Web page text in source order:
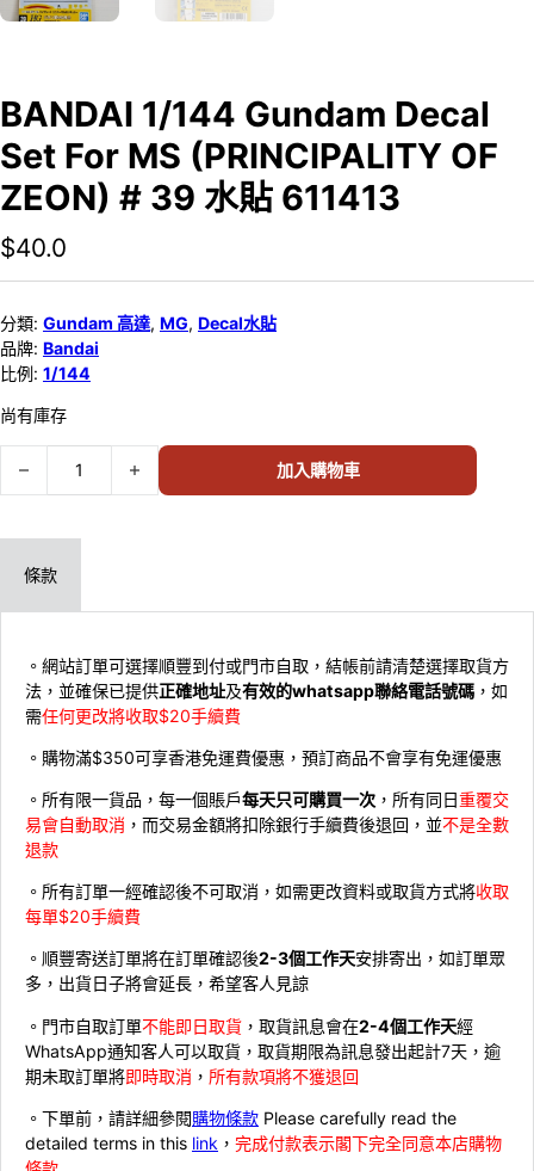
BANDAI 1/144 Gundam Decal
Set For MS (PRINCIPALITY OF
ZEON) # 39 水貼 611413
$40.0
分類: Gundam 高達, MG, Decal水貼
品牌: Bandai
比例: 1/144
尚有庫存
BANDAI 1/144 Gundam Decal Set For MS (PRINCIPALITY OF
加入購物車
條款
。網站訂單可選擇順豐到付或門市自取，結帳前請清楚選擇取貨方
法，並確保已提供正確地址及有效的whatsapp聯絡電話號碼 ，如
需任何更改將收取$20手續費
。購物滿$350可享香港免運費優惠，預訂商品不會享有免運優惠
。所有限一貨品，每一個賬戶每天只可購買一次 ，所有同日重覆交
易會自動取消 ，而交易金額將扣除銀行手續費後退回，並不是全數
退款
。所有訂單一經確認後不可取消，如需更改資料或取貨方式將收取
每單$20手續費
。順豐寄送訂單將在訂單確認後2-3個工作天安排寄出，如訂單眾
多，出貨日子將會延長，希望客人見諒
。門市自取訂單不能即日取貨 ，取貨訊息會在2-4個工作天經
WhatsApp通知客人可以取貨，取貨期限為訊息發出起計7天，逾
期未取訂單將即時取消 ， 所有款項將不獲退回
。下單前，請詳細參閱購物條款 Please carefully read the
detailed terms in this link ， 完成付款表示閣下完全同意本店購物